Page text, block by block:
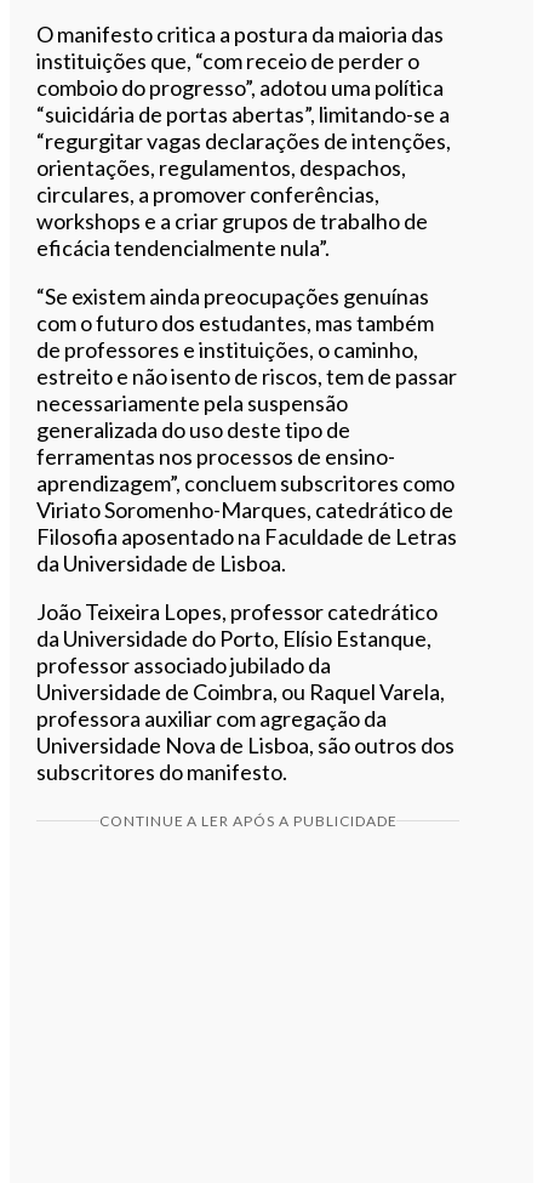
O manifesto critica a postura da maioria das
instituições que, “com receio de perder o
comboio do progresso”, adotou uma política
“suicidária de portas abertas”, limitando-se a
“regurgitar vagas declarações de intenções,
orientações, regulamentos, despachos,
circulares, a promover conferências,
workshops e a criar grupos de trabalho de
eficácia tendencialmente nula”.
“Se existem ainda preocupações genuínas
com o futuro dos estudantes, mas também
de professores e instituições, o caminho,
estreito e não isento de riscos, tem de passar
necessariamente pela suspensão
generalizada do uso deste tipo de
ferramentas nos processos de ensino-
aprendizagem”, concluem subscritores como
Viriato Soromenho-Marques, catedrático de
Filosofia aposentado na Faculdade de Letras
da Universidade de Lisboa.
João Teixeira Lopes, professor catedrático
da Universidade do Porto, Elísio Estanque,
professor associado jubilado da
Universidade de Coimbra, ou Raquel Varela,
professora auxiliar com agregação da
Universidade Nova de Lisboa, são outros dos
subscritores do manifesto.
CONTINUE A LER APÓS A PUBLICIDADE